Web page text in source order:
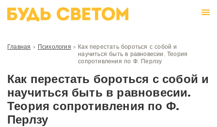
Главная » Психология » Как перестать бороться с собой и
научиться быть в равновесии. Теория
сопротивления по Ф. Перлзу
Как перестать бороться с собой и
научиться быть в равновесии.
Теория сопротивления по Ф.
Перлзу